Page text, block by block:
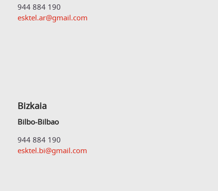
944 884 190
esktel.ar@gmail.com
Bizkaia
Bilbo-Bilbao
944 884 190
esktel.bi@gmail.com